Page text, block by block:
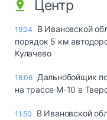
Центр
19:24
В Ивановской
порядок 5 км
Кулачево
18:06 Дальнобойщик
на трассе М-10 в
11:50
В Ивановской